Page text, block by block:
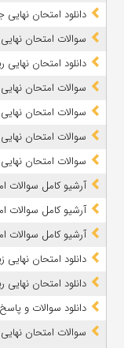
دانلود امتحان نهایی جامعه شناسی 2
سوالات امتحان نهایی
دانلود امتحان نهایی
سوالات امتحان نهایی جامعه شناسی 3
سوالات امتحان نهایی
سوالات امتحان نهایی فیزیک 3 سال
سوالات امتحان نهایی فلسفه 2 پایه
آرشیو کامل سوالات
آرشیو کامل سوالات
آرشیو کامل سوالات
دانلود امتحان نهایی زیست شناسی 3
دانلود امتحان نهایی ریاضی و آمار 3
دانلود سوالات و پاسخ کنکور